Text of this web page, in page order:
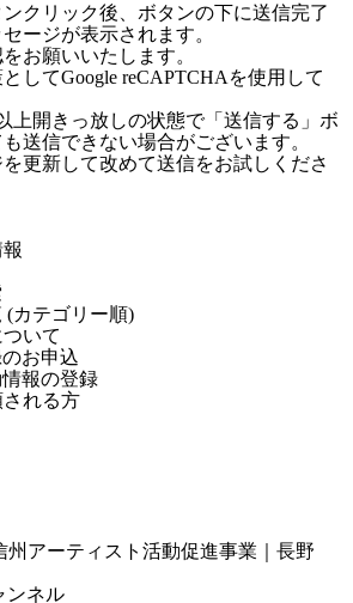
クリック後、ボタンの下に送信完了
ージが表示されます。
お願いいたします。
してGoogle reCAPTCHAを使用して
上開きっ放しの状態で「送信する」ボ
送信できない場合がございます。
更新して改めて送信をお試しくださ
(カテゴリー順)
いて
お申込
報の登録
れる方